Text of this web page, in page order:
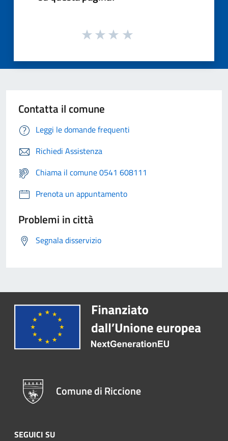
Contatta il comune
Leggi le domande frequenti
Richiedi Assistenza
Chiama il comune 0541 608111
Prenota un appuntamento
Problemi in città
Segnala disservizio
Comune di Riccione
SEGUICI SU